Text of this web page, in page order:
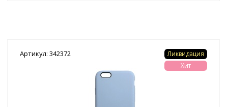
Артикул: 342372
Ликвидация
Хит